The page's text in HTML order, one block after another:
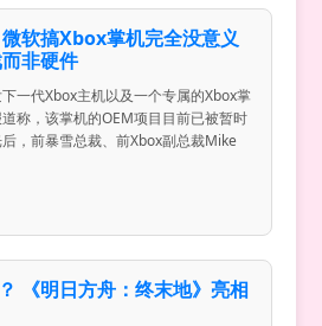
软搞Xbox掌机完全没意义
非硬件
一代Xbox主机以及一个专属的Xbox掌
称，该掌机的OEM项目目前已被暂时
，前暴雪总裁、前Xbox副总裁Mike
《明日方舟：终末地》亮相